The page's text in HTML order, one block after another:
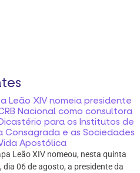
Leão XIV nomeia presidente
Nacional como consultora
para os Institutos de
Consagrada e as Sociedades
Apostólica
Leão XIV nomeou, nesta quinta
dia 06 de agosto, a presidente da